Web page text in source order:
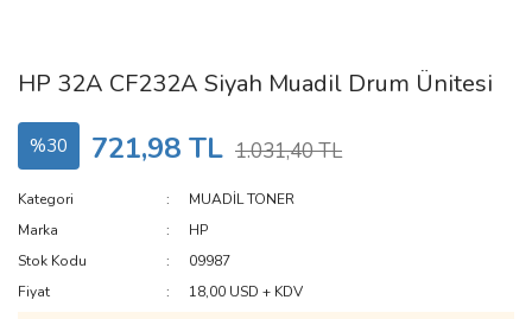
HP 32A CF232A Siyah Muadil Drum Ünitesi
%30 721,98 TL 1.031,40 TL
Kategori
MUADİL TONER
Marka
HP
Stok Kodu
09987
Fiyat
18,00 USD + KDV